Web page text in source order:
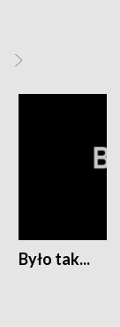
Było tak...